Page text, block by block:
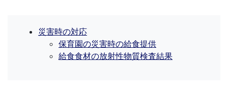
災害時の対応
保育園の災害時の給食提供
給食食材の放射性物質検査結果